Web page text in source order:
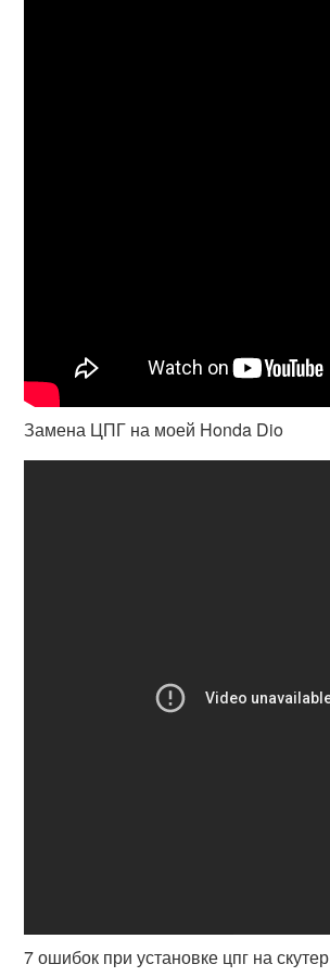
Замена ЦПГ на моей Honda Dio
7 ошибок при установке цпг на скутер